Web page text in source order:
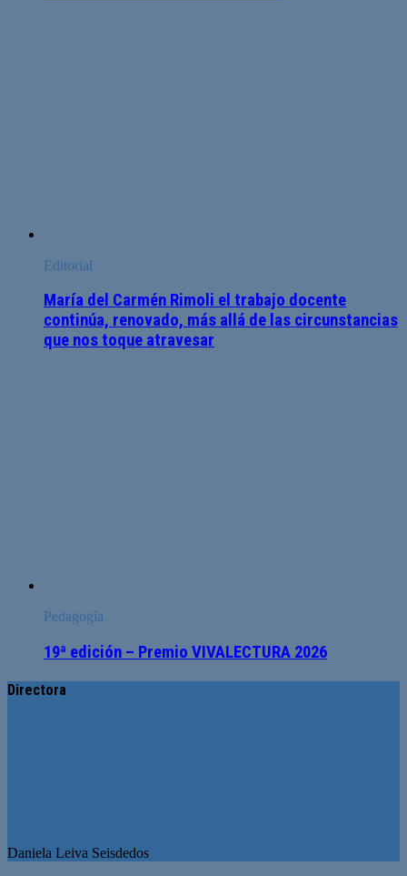
Editorial
María del Carmén Rimoli el trabajo docente
continúa, renovado, más allá de las circunstancias
que nos toque atravesar
Pedagogía
19ª edición – Premio VIVALECTURA 2026
Directora
Daniela Leiva Seisdedos